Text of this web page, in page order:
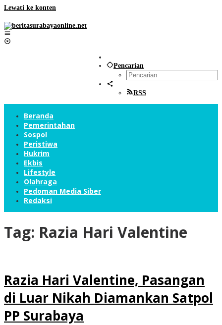
Lewati ke konten
Pencarian
RSS
Beranda
Pemerintahan
Sospol
Peristiwa
Hukrim
Ekbis
Lifestyle
Olahraga
Pedoman Media Siber
Redaksi
Tag: Razia Hari Valentine
Razia Hari Valentine, Pasangan
di Luar Nikah Diamankan Satpol
PP Surabaya